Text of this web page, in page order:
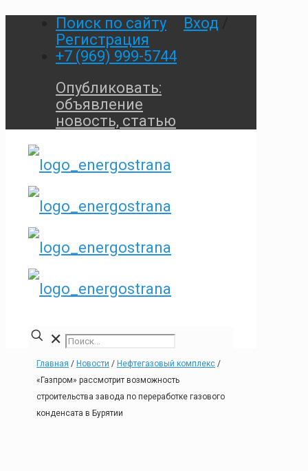
Поиск по сайту Вход
Регистрация
+7 (969) 999-5744
Опубликовать:
объявление
новость, статью
✕
Главная / Новости / Нефтегазовый комплекс /
«Газпром» рассмотрит возможность
строительства завода по переработке газового
конденсата в Бурятии